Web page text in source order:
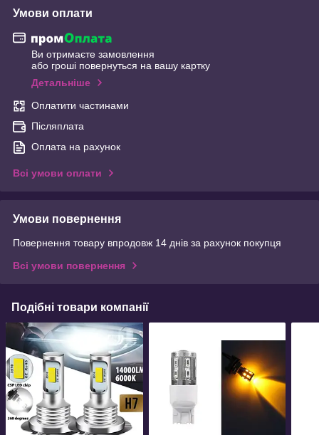
Умови оплати
Ви отримаєте замовлення
або гроші повернуться на вашу картку
Детальніше
Оплатити частинами
Післяплата
Оплата на рахунок
Всі умови оплати
Умови повернення
Повернення товару впродовж 14 днів за рахунок покупця
Всі умови повернення
Подібні товари компанії